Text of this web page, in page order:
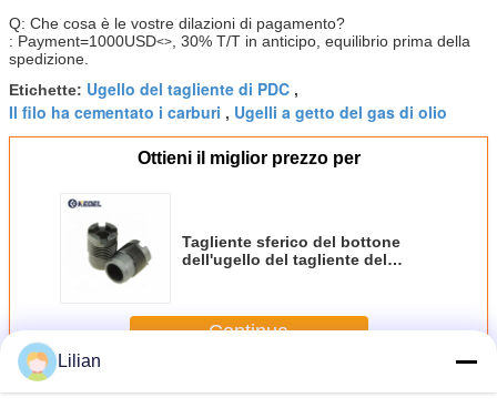
Q: Che cosa è le vostre dilazioni di pagamento?
: Payment=1000USD<> , 30% T/T in anticipo, equilibrio prima della
spedizione.
Etichette: Ugello del tagliente di PDC ,
Il filo ha cementato i carburi , Ugelli a getto del gas di olio
Ottieni il miglior prezzo per
Tagliente sferico del bottone
dell'ugello del tagliente del
Continua
PiùCarburi cementati
Lilian